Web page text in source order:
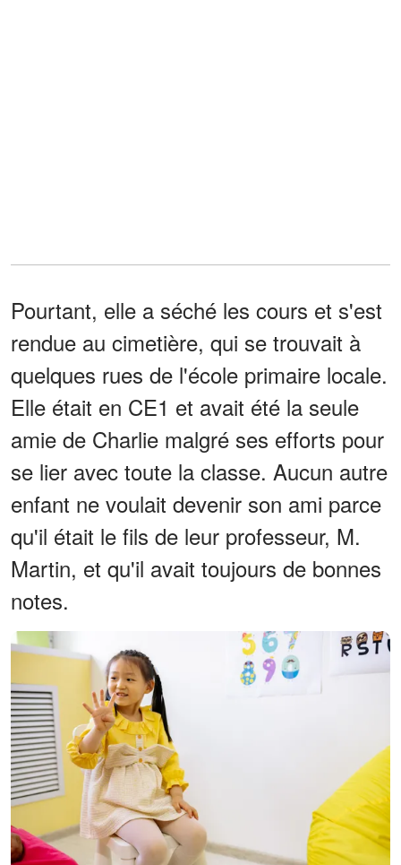
Pourtant, elle a séché les cours et s'est
rendue au cimetière, qui se trouvait à
quelques rues de l'école primaire locale.
Elle était en CE1 et avait été la seule
amie de Charlie malgré ses efforts pour
se lier avec toute la classe. Aucun autre
enfant ne voulait devenir son ami parce
qu'il était le fils de leur professeur, M.
Martin, et qu'il avait toujours de bonnes
notes.